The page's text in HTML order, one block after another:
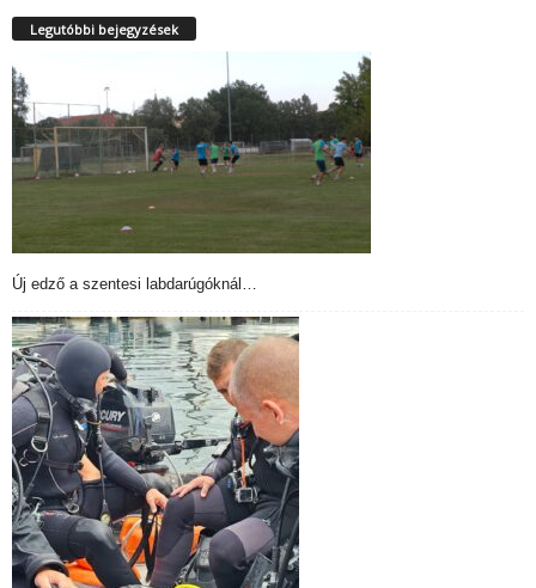
Legutóbbi bejegyzések
Új edző a szentesi labdarúgóknál…